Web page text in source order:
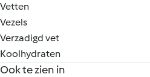
Vetten
Vezels
Verzadigd vet
Koolhydraten
Ook te zien in